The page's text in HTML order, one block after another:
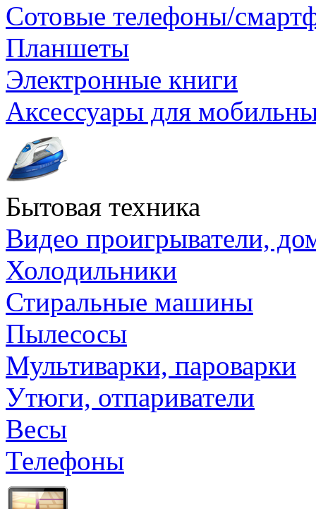
Сотовые телефоны/
Планшеты
Электронные книги
Аксессуары для
Бытовая техника
Видео проигрыватели,
Холодильники
Стиральные машины
Пылесосы
Мультиварки, пароварки
Утюги, отпариватели
Весы
Телефоны